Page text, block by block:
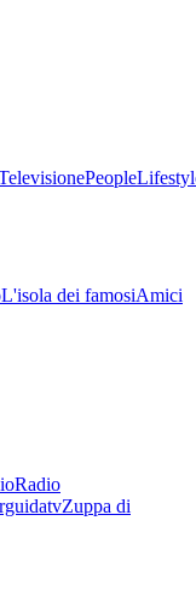
People
L'isola dei famosiAmici
Radio
Zuppa di